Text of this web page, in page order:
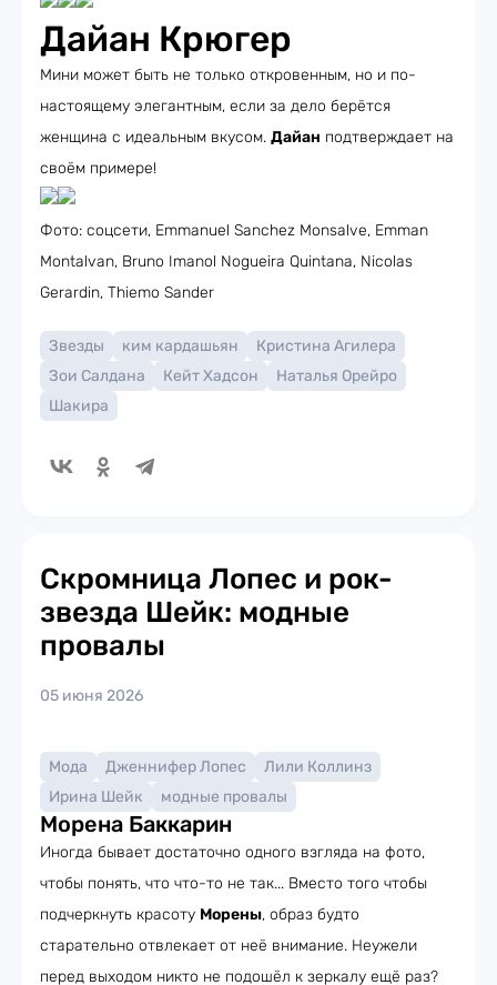
Дайан Крюгер
Мини может быть не только откровенным, но и по-
настоящему элегантным, если за дело берётся
женщина с идеальным вкусом. Дайан подтверждает на
своём примере!
Фото: соцсети, Emmanuel Sanchez Monsalve, Emman
Montalvan, Bruno Imanol Nogueira Quintana, Nicolas
Gerardin, Thiemo Sander
Звезды ким кардашьян
Кристина Агилера
Зои Салдана
Кейт Хадсон
Наталья Орейро
Шакира
Скромница Лопес и рок-
звезда Шейк: модные
провалы
05 июня 2026
Мода Дженнифер Лопес
Лили Коллинз
Ирина Шейк
модные провалы
Морена Баккарин
Иногда бывает достаточно одного взгляда на фото,
чтобы понять, что что-то не так... Вместо того чтобы
подчеркнуть красоту Морены, образ будто
старательно отвлекает от неё внимание. Неужели
перед выходом никто не подошёл к зеркалу ещё раз?